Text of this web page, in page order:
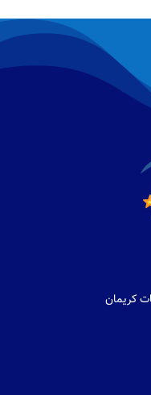
كريمان